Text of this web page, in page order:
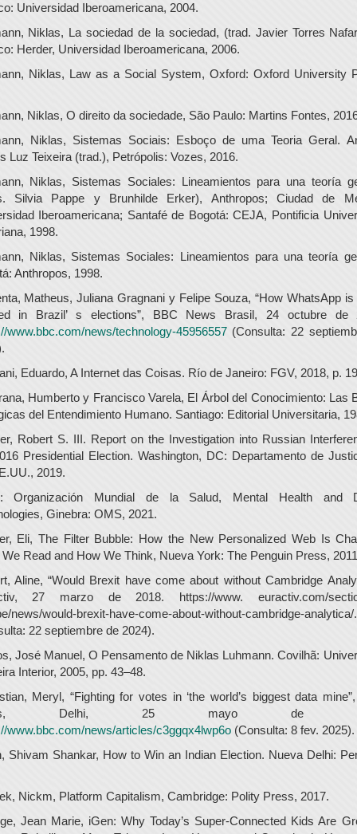
Universidad Iberoamericana, 2004.
Niklas, La sociedad de la sociedad, (trad. Javier Torres
Herder, Universidad Iberoamericana, 2006.
Niklas, Law as a Social System, Oxford: Oxford University
Niklas, O direito da sociedade, São Paulo: Martins Fontes,
Niklas, Sistemas Sociais: Esboço de uma Teoria Geral.
Luz Teixeira (trad.), Petrópolis: Vozes, 2016.
Niklas, Sistemas Sociales: Lineamientos para una teoría
Silvia Pappe y Brunhilde Erker), Anthropos; Ciudad de
Iberoamericana; Santafé de Bogotá: CEJA, Pontificia
1998.
Niklas, Sistemas Sociales: Lineamientos para una teoría
Anthropos, 1998.
Matheus, Juliana Gragnani y Felipe Souza, “How WhatsApp is
in Brazil’ s elections”, BBC News Brasil, 24 octubre de
www.bbc.com/news/technology-45956557(Consulta: 22
Eduardo, A Internet das Coisas. Río de Janeiro: FGV, 2018, p.
Humberto y Francisco Varela, El Árbol del Conocimiento: Las
del Entendimiento Humano. Santiago: Editorial Universitaria,
Robert S. III. Report on the Investigation into Russian
Presidential Election. Washington, DC: Departamento de
2019.
Organización Mundial de la Salud, Mental Health and
Ginebra: OMS, 2021.
Eli, The Filter Bubble: How the New Personalized Web Is
Read and How We Think, Nueva York: The Penguin Press,
Aline, “Would Brexit have come about without Cambridge
27 marzo de 2018. https://www. euractiv.com/
news/would-brexit-have-come-about-without-cambridge-analytica/.
22 septiembre de 2024).
José Manuel, O Pensamento de Niklas Luhmann. Covilhã:
Interior, 2005, pp. 43–48.
Meryl, “Fighting for votes in ‘the world’s biggest data
Delhi, 25 mayo de
www.bbc.com/news/articles/c3ggqx4lwp6o(Consulta: 8 fev. 2025).
Shivam Shankar, How to Win an Indian Election. Nueva Delhi:
Nickm, Platform Capitalism, Cambridge: Polity Press, 2017.
Jean Marie, iGen: Why Today’s Super-Connected Kids Are